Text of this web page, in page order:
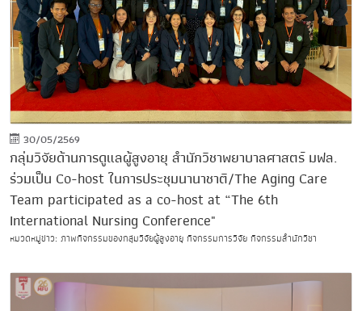
30/05/2569
กลุ่มวิจัยด้านการดูแลผู้สูงอายุ สำนักวิชาพยาบาลศาสตร์ มฟล.
ร่วมเป็น Co-host ในการประชุมนานาชาติ/The Aging Care
Team participated as a co-host at “The 6th
International Nursing Conference"
หมวดหมู่ข่าว: ภาพกิจกรรมของกลุ่มวิจัยผู้สูงอายุ กิจกรรมการวิจัย กิจกรรมสำนักวิชา